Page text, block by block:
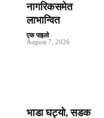
नागरिकसमेत
लाभान्वित
एक पाइलो -
August 7, 2026
भाडा घट्यो, सडक